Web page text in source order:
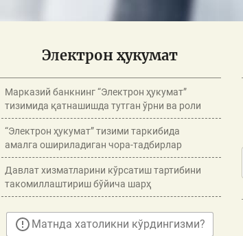
Электрон ҳукумат
Марказий банкнинг “Электрон ҳукумат”
тизимида қатнашишда тутган ўрни ва роли
“Электрон ҳукумат” тизими таркибида
амалга ошириладиган чора-тадбирлар
Давлат хизматларини кўрсатиш тартибини
такомиллаштириш бўйича шарҳ
Матнда хатоликни кўрдингизми?